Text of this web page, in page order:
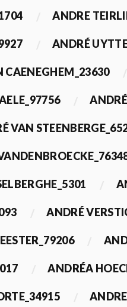
ANDRE
ANDRÉ
CAENEGHEM_23630
VAN
ANDRÉ
ANDRÉA